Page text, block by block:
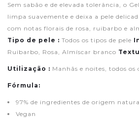
Sem sabão e de elevada tolerância, o
limpa suavemente e deixa a pele
com notas florais de rosa, ruibarbo e
Tipo de pele : Todos os tipos de pele
Ruibarbo, Rosa, Almíscar branco
Utilização : Manhãs e noites, todos os
Fórmula:
97% de ingredientes de origem
Vegan